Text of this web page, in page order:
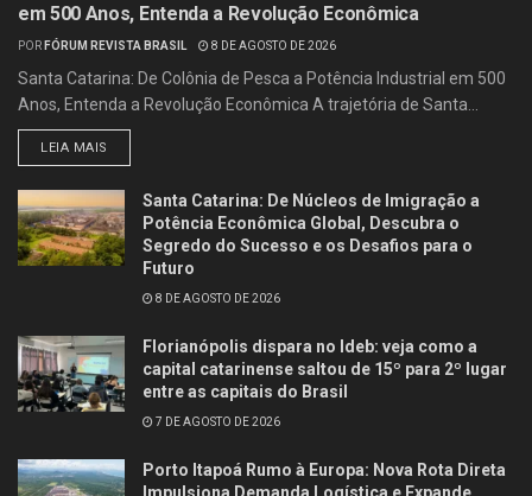
em 500 Anos, Entenda a Revolução Econômica
POR FÓRUM REVISTA BRASIL 8 DE AGOSTO DE 2026
Santa Catarina: De Colônia de Pesca a Potência Industrial em 500
Anos, Entenda a Revolução Econômica A trajetória de Santa...
LEIA MAIS
Santa Catarina: De Núcleos de Imigração a
Potência Econômica Global, Descubra o
Segredo do Sucesso e os Desafios para o
Futuro
8 DE AGOSTO DE 2026
Florianópolis dispara no Ideb: veja como a
capital catarinense saltou de 15º para 2º lugar
entre as capitais do Brasil
7 DE AGOSTO DE 2026
Porto Itapoá Rumo à Europa: Nova Rota Direta